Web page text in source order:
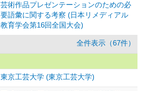
芸術作品プレゼンテーションのための必
要語彙に関する考察 (日本リメディアル
教育学会第16回全国大会)
全件表示（67件）
東京工芸大学 (東京工芸大学)